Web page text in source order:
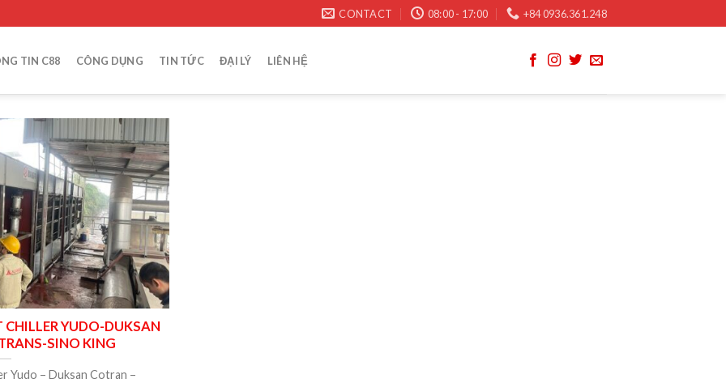
CONTACT 08:00 - 17:00 +84 0936.361.248
TIN C88 CÔNG DỤNG TIN TỨC ĐẠI LÝ LIÊN HỆ
YUDO-DUKSAN
SINO KING
Yudo – Duksan Cotran –